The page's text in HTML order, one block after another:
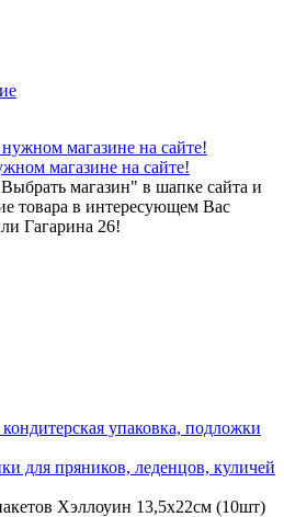
магазине на сайте!
магазин" в шапке сайта и
товара в интересующем Вас
Гагарина 26!
упаковка, подложки
для пряников, леденцов, куличей
Хэллоуин 13,5х22см (10шт)